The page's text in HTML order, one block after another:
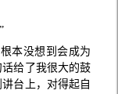
本没想到会成为
给了我很大的鼓
台上，对得起自